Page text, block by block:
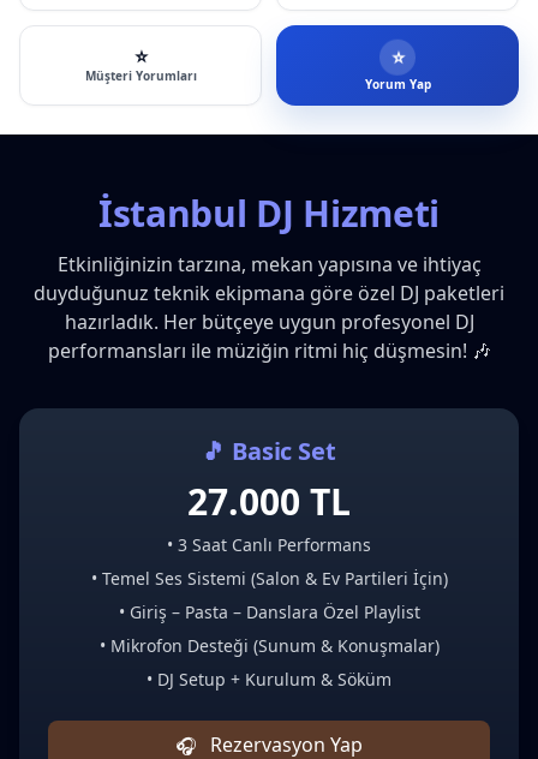
⭐
Müşteri Yorumları
⭐
Yorum Yap
İstanbul DJ Hizmeti
Etkinliğinizin tarzına, mekan yapısına ve ihtiyaç
duyduğunuz teknik ekipmana göre özel DJ paketleri
hazırladık. Her bütçeye uygun profesyonel DJ
performansları ile müziğin ritmi hiç düşmesin! 🎶
🎵 Basic Set
27.000 TL
• 3 Saat Canlı Performans
• Temel Ses Sistemi (Salon & Ev Partileri İçin)
• Giriş – Pasta – Danslara Özel Playlist
• Mikrofon Desteği (Sunum & Konuşmalar)
• DJ Setup + Kurulum & Söküm
Rezervasyon Yap